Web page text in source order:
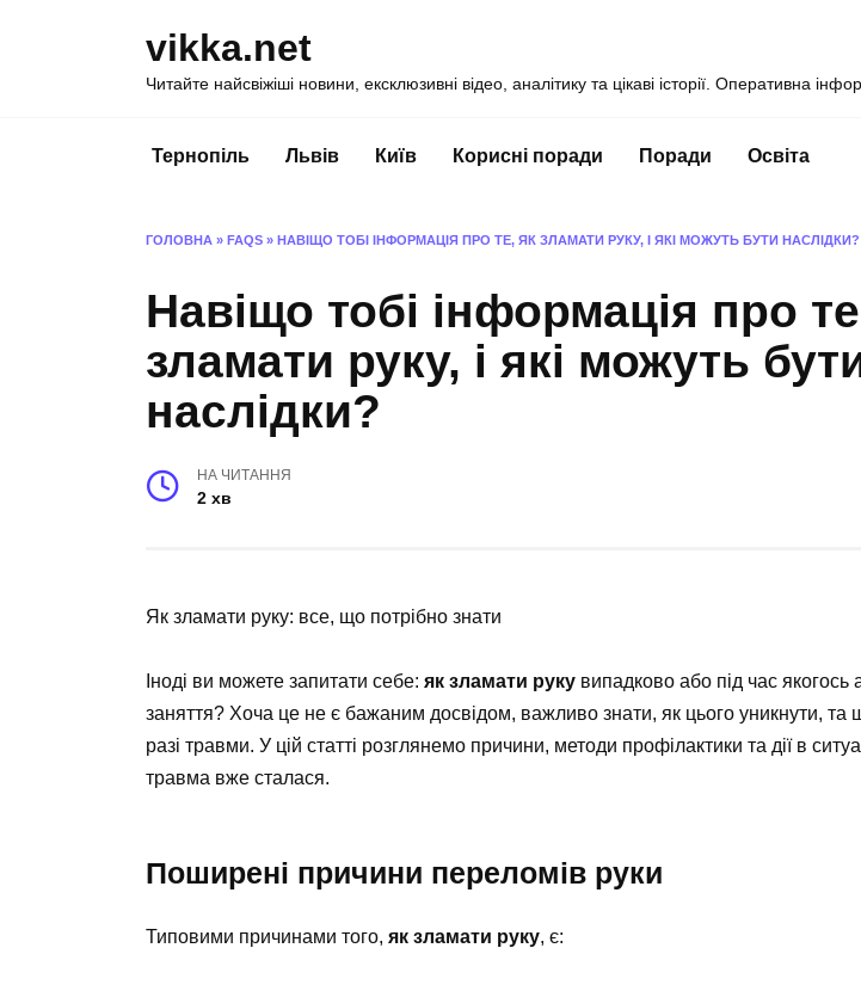
vikka.net
Читайте найсвіжіші новини, ексклюзивні відео, аналітику та цікаві історії. Оперативна
Тернопіль Львів Київ Корисні поради Поради Освіта
ГОЛОВНА » FAQS » НАВІЩО ТОБІ ІНФОРМАЦІЯ ПРО ТЕ, ЯК ЗЛАМАТИ РУКУ, І ЯКІ МОЖУТЬ БУТИ НАСЛІДКИ?
Навіщо тобі інформація про
зламати руку, і які можуть
наслідки?
НА ЧИТАННЯ
2 хв
Як зламати руку: все, що потрібно знати
Іноді ви можете запитати себе: як зламати руку випадково або під час якогось
заняття? Хоча це не є бажаним досвідом, важливо знати, як цього уникнути, та
разі травми. У цій статті розглянемо причини, методи профілактики та дії в
травма вже сталася.
Поширені причини переломів руки
Типовими причинами того, як зламати руку, є: